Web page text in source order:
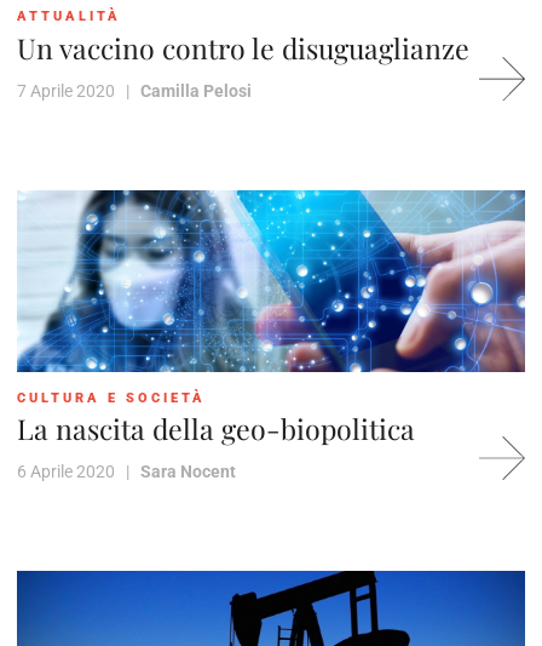
ATTUALITÀ
Un vaccino contro le disuguaglianze
7 Aprile 2020 | Camilla Pelosi
CULTURA E SOCIETÀ
La nascita della geo-biopolitica
6 Aprile 2020 | Sara Nocent